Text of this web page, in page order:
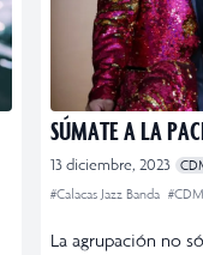
SÚMATE A LA
13 diciembre, 2023
#Calacas Jazz Banda
La agrupación no